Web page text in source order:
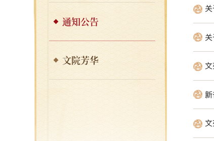
通知公告
文院芳华